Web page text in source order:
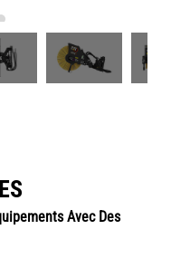
Avec Des